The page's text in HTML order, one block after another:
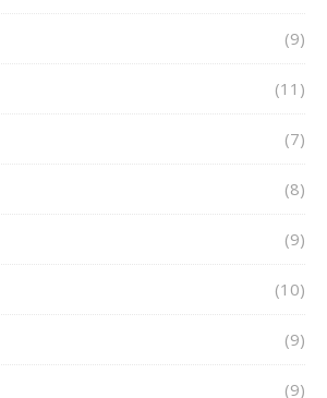
(9)
(11)
(7)
(8)
(9)
(10)
(9)
(9)